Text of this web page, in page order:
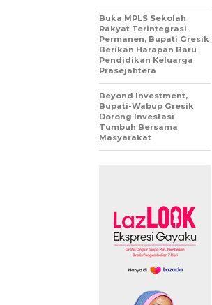
Buka MPLS Sekolah
Rakyat Terintegrasi
Permanen, Bupati Gresik
Berikan Harapan Baru
Pendidikan Keluarga
Prasejahtera
Beyond Investment,
Bupati-Wabup Gresik
Dorong Investasi
Tumbuh Bersama
Masyarakat